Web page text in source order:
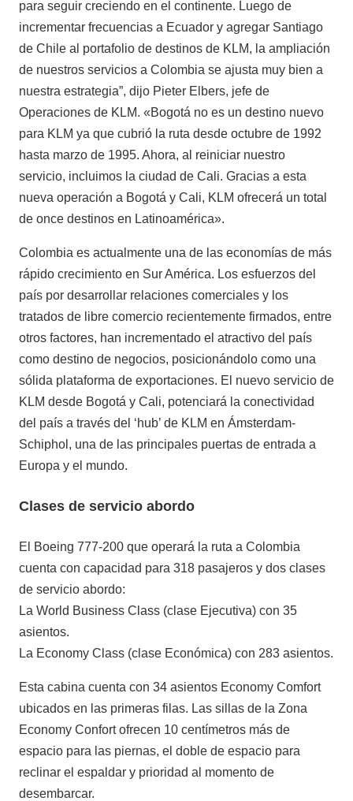
para seguir creciendo en el continente. Luego de
incrementar frecuencias a Ecuador y agregar Santiago
de Chile al portafolio de destinos de KLM, la ampliación
de nuestros servicios a Colombia se ajusta muy bien a
nuestra estrategia”, dijo Pieter Elbers, jefe de
Operaciones de KLM. «Bogotá no es un destino nuevo
para KLM ya que cubrió la ruta desde octubre de 1992
hasta marzo de 1995. Ahora, al reiniciar nuestro
servicio, incluimos la ciudad de Cali. Gracias a esta
nueva operación a Bogotá y Cali, KLM ofrecerá un total
de once destinos en Latinoamérica».
Colombia es actualmente una de las economías de más
rápido crecimiento en Sur América. Los esfuerzos del
país por desarrollar relaciones comerciales y los
tratados de libre comercio recientemente firmados, entre
otros factores, han incrementado el atractivo del país
como destino de negocios, posicionándolo como una
sólida plataforma de exportaciones. El nuevo servicio de
KLM desde Bogotá y Cali, potenciará la conectividad
del país a través del ‘hub’ de KLM en Ámsterdam-
Schiphol, una de las principales puertas de entrada a
Europa y el mundo.
Clases de servicio abordo
El Boeing 777-200 que operará la ruta a Colombia
cuenta con capacidad para 318 pasajeros y dos clases
de servicio abordo:
La World Business Class (clase Ejecutiva) con 35
asientos.
La Economy Class (clase Económica) con 283 asientos.
Esta cabina cuenta con 34 asientos Economy Comfort
ubicados en las primeras filas. Las sillas de la Zona
Economy Confort ofrecen 10 centímetros más de
espacio para las piernas, el doble de espacio para
reclinar el espaldar y prioridad al momento de
desembarcar.